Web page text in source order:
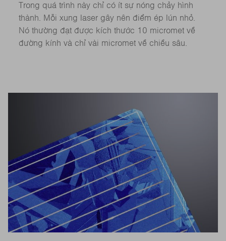
Trong quá trình này chỉ có ít sự nóng chảy hình
thành. Mỗi xung laser gây nên điểm ép lún nhỏ.
Nó thường đạt được kích thước 10 micromet về
đường kính và chỉ vài micromet về chiều sâu.